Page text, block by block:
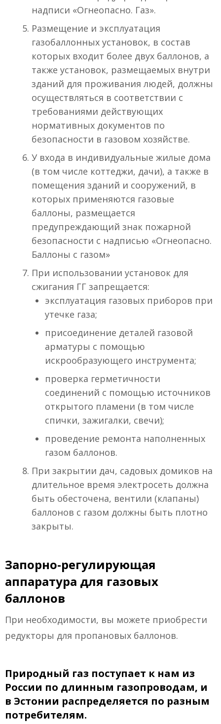
надписи «Огнеопасно. Газ».
Размещение и эксплуатация
газобаллонных установок, в состав
которых входит более двух баллонов, а
также установок, размещаемых внутри
зданий для проживания людей, должны
осуществляться в соответствии с
требованиями действующих
нормативных документов по
безопасности в газовом хозяйстве.
У входа в индивидуальные жилые дома
(в том числе коттеджи, дачи), а также в
помещения зданий и сооружений, в
которых применяются газовые
баллоны, размещается
предупреждающий знак пожарной
безопасности с надписью «Огнеопасно.
Баллоны с газом»
При использовании установок для
сжигания ГГ запрещается:
эксплуатация газовых приборов при
утечке газа;
присоединение деталей газовой
арматуры с помощью
искрообразующего инструмента;
проверка герметичности
соединений с помощью источников
открытого пламени (в том числе
спички, зажигалки, свечи);
проведение ремонта наполненных
газом баллонов.
При закрытии дач, садовых домиков на
длительное время электросеть должна
быть обесточена, вентили (клапаны)
баллонов с газом должны быть плотно
закрыты.
Запорно-регулирующая
аппаратура для газовых
баллонов
При необходимости, вы можете приобрести
редукторы для пропановых баллонов.
Природный газ поступает к нам из
России по длинным газопроводам, и
в Эстонии распределяется по разным
потребителям.